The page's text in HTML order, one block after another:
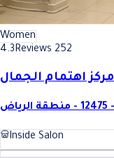
Women
4.3Reviews 252
مركز اهتمام الجمال
Inside Salon